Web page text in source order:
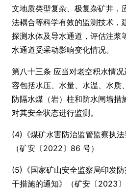
文地质类型复杂、极复杂矿井，
法耦合等科学有效的监测技术，
探测水体及导水通道，评估注浆
水通道受采动影响变化情况。
第八十三条 应当对老空积水情
容包括水压、水量、水温、水质
防隔水煤（岩）柱和防水闸墙措
对其安全状态进行监测。
(4)《煤矿水害防治监管监察执
（矿安〔2022〕86 号）
(5)《国家矿山安全监察局印发
干措施的通知》（矿安〔2023〕